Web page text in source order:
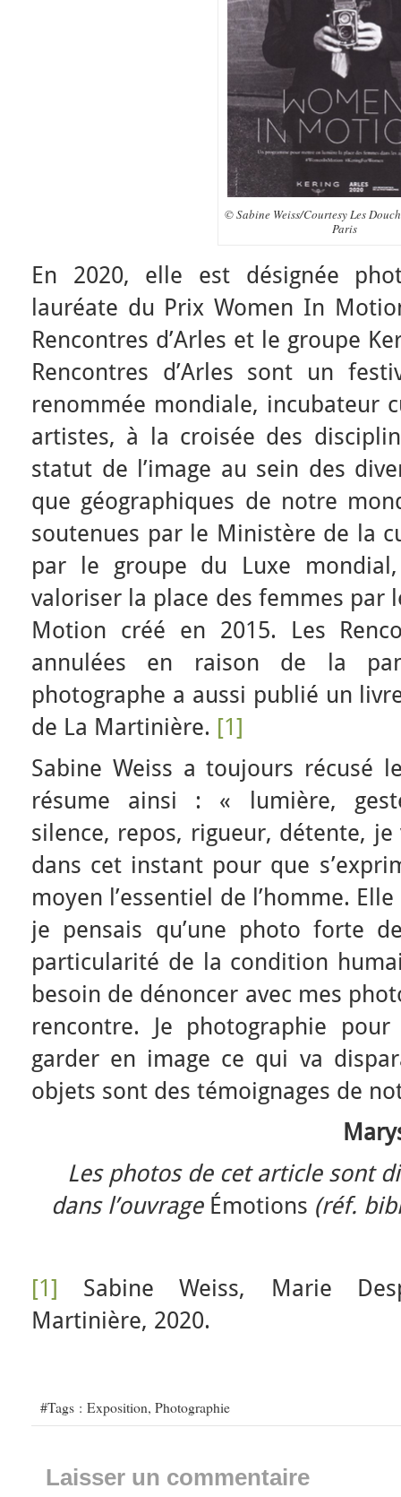
© Sabine Weiss/Courtesy Les
Paris
En 2020, elle est désignée
lauréate du Prix Women In
Rencontres d’Arles et le groupe
Rencontres d’Arles sont un
renommée mondiale, incubateur
artistes, à la croisée des
statut de l’image au sein des
que géographiques de notre
soutenues par le Ministère de la
par le groupe du Luxe
valoriser la place des femmes par
Motion créé en 2015. Les
annulées en raison de la
photographe a aussi publié un
de La Martinière. [1]
Sabine Weiss a toujours récusé
résume ainsi : « lumière,
silence, repos, rigueur, détente,
dans cet instant pour que
moyen l’essentiel de l’homme.
je pensais qu’une photo forte
particularité de la condition
besoin de dénoncer avec mes
rencontre. Je photographie pour
garder en image ce qui va
objets sont des témoignages de
Les photos de cet article sont
dans l’ouvrage Émotions (réf.
[1] Sabine Weiss, Marie
Martinière, 2020.
#Tags : Exposition, Photographie
Laisser un commentaire